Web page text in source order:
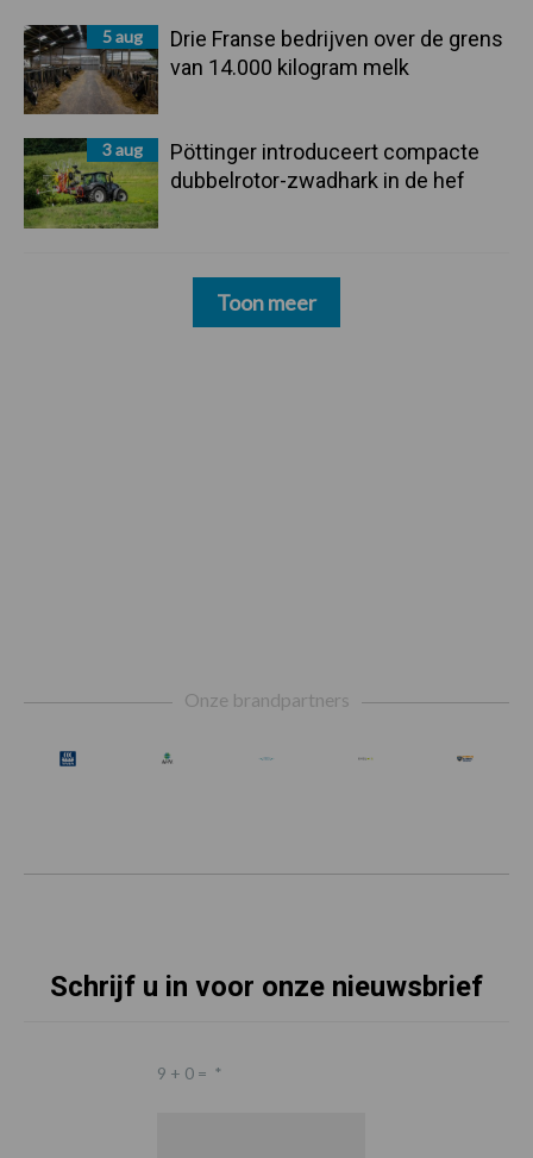
5 aug
Drie Franse bedrijven over de grens
van 14.000 kilogram melk
3 aug
Pöttinger introduceert compacte
dubbelrotor-zwadhark in de hef
Toon meer
Onze brandpartners
Schrijf u in voor onze nieuwsbrief
9 + 0 = *